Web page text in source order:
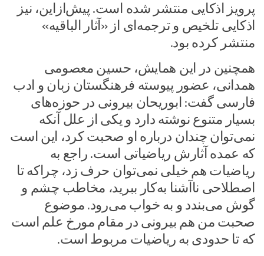
پرویز اذکایی منتشر شده است. پیش‌ازاین، نیز
اذکایی تلخیص و ترجمه‌ای از «آثار الباقیه»
منتشر کرده بود.‌
همچنین در این همایش، حسین معصومی
همدانی، عضور پیوسته فرهنگستان زبان و ادب
فارسی گفت: ابوریحان بیرونی در حوزه‌های
بسیار متنوع نوشته دارد و یکی از علل آنکه
نمی‌توان چندان درباره‌ او صحبت کرد، این است
که عمده‌ آثارش ریاضیاتی است. راجع به
ریاضیات هم خیلی نمی‌توان حرف زد، چراکه تا
اصطلاحی ناآشنا به‌کار ببرید، مخاطب چشم و
گوش می‌بندد و به خواب می‌رود. موضوع
صحبت من هم بیرونی در مقام مورخ علم است
که تا حدودی به ریاضیات مربوط است.‌